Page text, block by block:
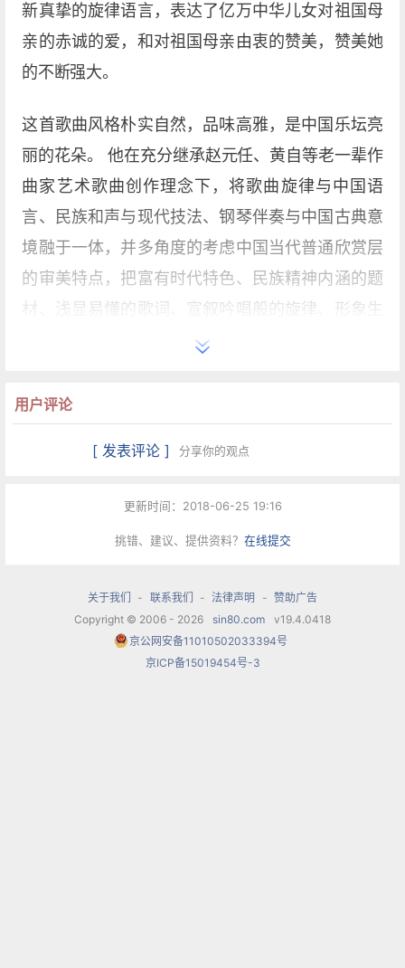
新真挚的旋律语言，表达了亿万中华儿女对祖国母
亲的赤诚的爱，和对祖国母亲由衷的赞美，赞美她
的不断强大。
这首歌曲风格朴实自然，品味高雅，是中国乐坛亮
丽的花朵。 他在充分继承赵元任、黄自等老一辈作
曲家艺术歌曲创作理念下，将歌曲旋律与中国语
言、民族和声与现代技法、钢琴伴奏与中国古典意
境融于一体，并多角度的考虑中国当代普通欣赏层
的审美特点，把富有时代特色、民族精神内涵的题
材、浅显易懂的歌词、宣叙吟唱般的旋律、形象生
动的钢琴伴奏充分溶于这个外来体裁中，既有很高
艺术歌曲创作道路，也为外来体裁的中国化道路开
女对祖国母亲的感激之情和无限忠诚。全曲由两个
乐段加曲尾衬腔构成，第一乐段由四乐句构成，以
进行，似诵似唱地叙说对祖国的深切挚爱。第二乐
段开始处音调大跳到全曲高潮，然后曲调逐渐下
降，表达了人们对祖国母亲的赞美颂扬，曲尾的衬
用户评论
[ 发表评论 ] 分享你的观点
更新时间：2018-06-25 19:16
挑错、建议、提供资料？ 在线提交
关于我们 - 联系我们 - 法律声明 - 赞助广告
Copyright © 2006 - 2026
sin80.com
v19.4.0418
京公网安备11010502033394号
京ICP备15019454号-3